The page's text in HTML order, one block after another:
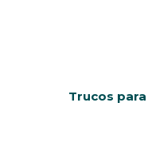
Trucos